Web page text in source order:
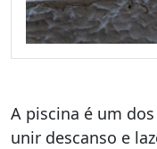
A piscina é um
unir descanso e